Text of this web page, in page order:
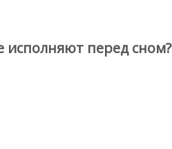
исполняют перед сном?